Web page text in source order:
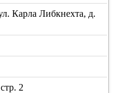
Карла Либкнехта, д.
2